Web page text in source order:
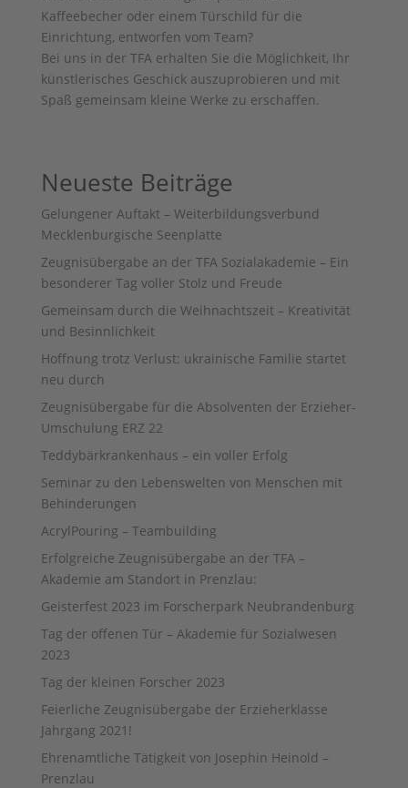
Kaffeebecher oder einem Türschild für die
Einrichtung, entworfen vom Team?
Bei uns in der TFA erhalten Sie die Möglichkeit, Ihr
künstlerisches Geschick auszuprobieren und mit
Spaß gemeinsam kleine Werke zu erschaffen.
Neueste Beiträge
Gelungener Auftakt – Weiterbildungsverbund
Mecklenburgische Seenplatte
Zeugnisübergabe an der TFA Sozialakademie – Ein
besonderer Tag voller Stolz und Freude
Gemeinsam durch die Weihnachtszeit – Kreativität
und Besinnlichkeit
Hoffnung trotz Verlust: ukrainische Familie startet
neu durch
Zeugnisübergabe für die Absolventen der Erzieher-
Umschulung ERZ 22
Teddybärkrankenhaus – ein voller Erfolg
Seminar zu den Lebenswelten von Menschen mit
Behinderungen
AcrylPouring – Teambuilding
Erfolgreiche Zeugnisübergabe an der TFA –
Akademie am Standort in Prenzlau:
Geisterfest 2023 im Forscherpark Neubrandenburg
Tag der offenen Tür – Akademie für Sozialwesen
2023
Tag der kleinen Forscher 2023
Feierliche Zeugnisübergabe der Erzieherklasse
Jahrgang 2021!
Ehrenamtliche Tätigkeit von Josephin Heinold –
Prenzlau